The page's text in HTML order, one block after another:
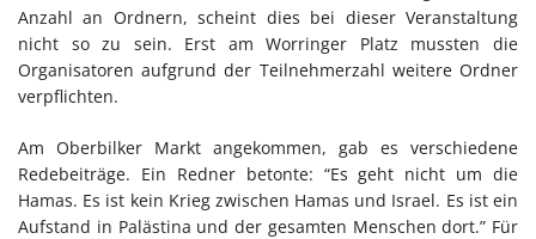
Anzahl an Ordnern, scheint dies bei dieser Veranstaltung
nicht so zu sein. Erst am Worringer Platz mussten die
Organisatoren aufgrund der Teilnehmerzahl weitere Ordner
verpflichten.
Am Oberbilker Markt angekommen, gab es verschiedene
Redebeiträge. Ein Redner betonte: “Es geht nicht um die
Hamas. Es ist kein Krieg zwischen Hamas und Israel. Es ist ein
Aufstand in Palästina und der gesamten Menschen dort.” Für